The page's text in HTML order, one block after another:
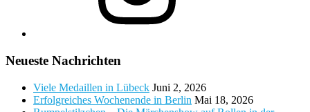
Neueste Nachrichten
Viele Medaillen in Lübeck Juni 2, 2026
Erfolgreiches Wochenende in Berlin Mai 18, 2026